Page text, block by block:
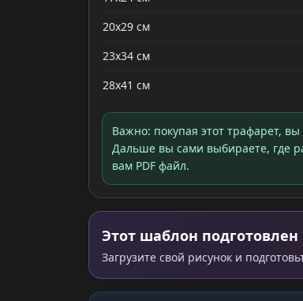
20x29 см
23x34 см
28x41 см
Важно: покупая этот трафарет,
Дальше вы сами выбираете, где
вам PDF файл.
Этот шаблон подготовлен
Загрузите свой рисунок и